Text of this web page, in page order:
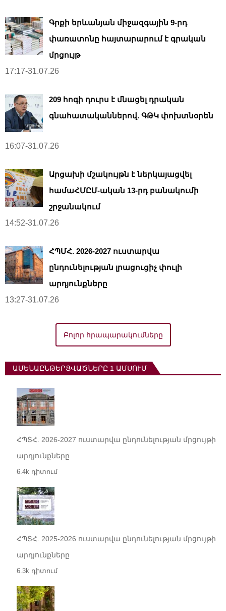
Գրքի երևանյան միջազգային 9-րդ
փառատոնը հայտարարում է գրական
մրցույթ
17:17-31.07.26
209 հոգի դուրս է մնացել դրական
գնահատականներով. ԳԹԿ փոխտնօրեն
16:07-31.07.26
Արցախի մշակույթն է ներկայացվել
համաՀՄԸՄ-ական 13-րդ բանակումի
շրջանակում
14:52-31.07.26
ՀՊՄՀ. 2026-2027 ուստարվա
ընդունելության լրացուցիչ փուլի
արդյունքները
13:27-31.07.26
Բոլոր հրապարակումները
ԱՄԵՆԱԸՆԹԵՐՑՎԱԾՆԵՐԸ 1 ԱՄՍՈՒՄ
ՀՊՏՀ. 2026-2027 ուստարվա ընդունելության մրցույթի
արդյունքները
6.4k դիտում
ՀՊՏՀ. 2025-2026 ուստարվա ընդունելության մրցույթի
արդյունքները
6.3k դիտում